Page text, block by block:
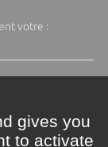
votre :
gives you
to activate